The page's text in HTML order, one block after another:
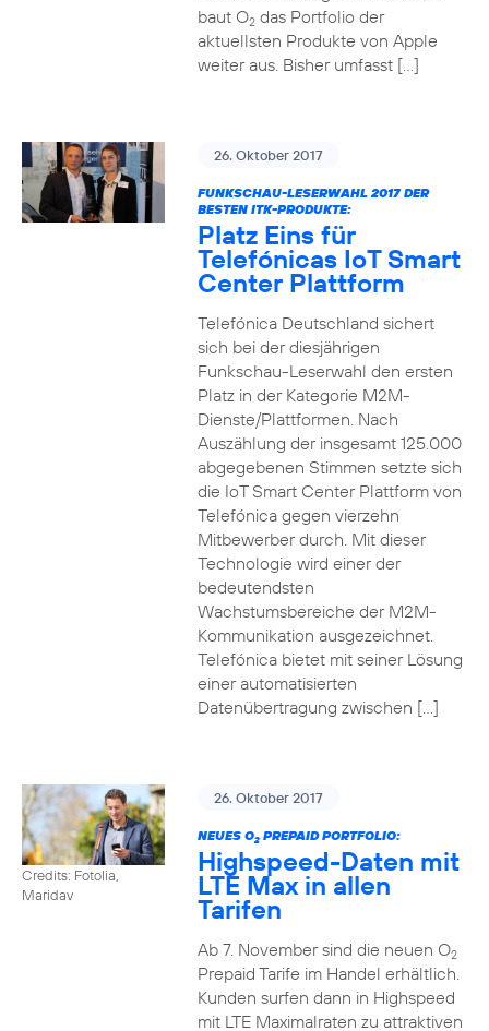
baut O2das Portfolio der
aktuellsten Produkte von Apple
weiter aus. Bisher umfasst […]
26. Oktober 2017
FUNKSCHAU-LESERWAHL 2017 DER
BESTEN ITK-PRODUKTE:
Platz Eins für
Telefónicas IoT Smart
Center Plattform
Telefónica Deutschland sichert
sich bei der diesjährigen
Funkschau-Leserwahl den ersten
Platz in der Kategorie M2M-
Dienste/Plattformen. Nach
Auszählung der insgesamt 125.000
abgegebenen Stimmen setzte sich
die IoT Smart Center Plattform von
Telefónica gegen vierzehn
Mitbewerber durch. Mit dieser
Technologie wird einer der
bedeutendsten
Wachstumsbereiche der M2M-
Kommunikation ausgezeichnet.
Telefónica bietet mit seiner Lösung
einer automatisierten
Datenübertragung zwischen […]
Credits: Fotolia,
Maridav
26. Oktober 2017
NEUES O2PREPAID PORTFOLIO:
Highspeed-Daten mit
LTE Max in allen
Tarifen
Ab 7. November sind die neuen O2
Prepaid Tarife im Handel erhältlich.
Kunden surfen dann in Highspeed
mit LTE Maximalraten zu attraktiven